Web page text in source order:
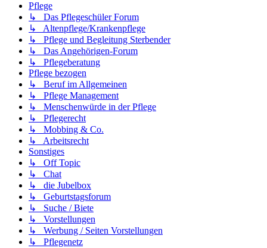
Pflege
↳ Das Pflegeschüler Forum
↳ Altenpflege/Krankenpflege
↳ Pflege und Begleitung Sterbender
↳ Das Angehörigen-Forum
↳ Pflegeberatung
Pflege bezogen
↳ Beruf im Allgemeinen
↳ Pflege Management
↳ Menschenwürde in der Pflege
↳ Pflegerecht
↳ Mobbing & Co.
↳ Arbeitsrecht
Sonstiges
↳ Off Topic
↳ Chat
↳ die Jubelbox
↳ Geburtstagsforum
↳ Suche / Biete
↳ Vorstellungen
↳ Werbung / Seiten Vorstellungen
↳ Pflegenetz